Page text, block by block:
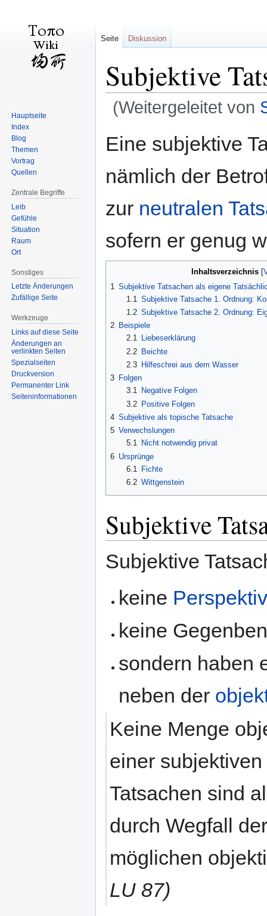
Subjektive
(Weitergeleitet von
Navigation
Suche
Eine subjektive
nämlich der
zur neutralen
sofern er genug
Inhaltsverzeichnis
1 Subjektive Tatsachen als eigene
1.1 Subjektive Tatsache 1. Ordnung:
1.2 Subjektive Tatsache 2. Ordnung:
2 Beispiele
2.1
Liebeserklärung
2.2 Beichte
2.3
Hilfeschrei aus dem Wasser
3 Folgen
3.1
Negative Folgen
3.2 Positive Folgen
4 Subjektive als topische Tatsache
5 Verwechslungen
5.1
Nicht notwendig privat
6 Ursprünge
6.1
Fichte
6.2 Wittgenstein
Subjektive
Subjektive
keine
keine
sondern haben
neben der
Keine Menge
einer
Tatsachen sind
durch Wegfall
möglichen
LU 87)
Seite Diskussion
Hauptseite
Index
Blog
Themen
Vortrag
Quellen
Zentrale Begriffe
Leib
Gefühle
Situation
Raum
Ort
Sonstiges
Letzte Änderungen
Zufällige Seite
Werkzeuge
Links auf diese Seite
Änderungen an
verlinkten Seiten
Spezialseiten
Druckversion
Permanenter Link
Seiten­informationen